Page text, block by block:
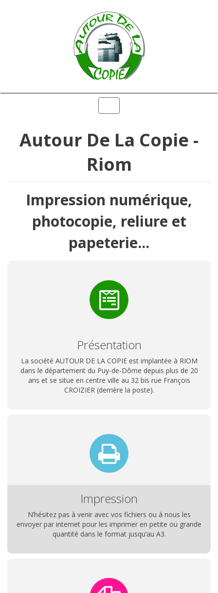
navigation
Autour De La Copie -
Riom
Impression numérique,
photocopie, reliure et
papeterie...
Présentation
La société AUTOUR DE LA COPIE est implantée à RIOM
dans le département du Puy-de-Dôme depuis plus de 20
ans et se situe en centre ville au 32 bis rue François
CROIZIER (derrière la poste).
Impression
N’hésitez pas à venir avec vos fichiers ou à nous les
envoyer par internet pour les imprimer en petite ou grande
quantité dans le format jusqu’au A3.